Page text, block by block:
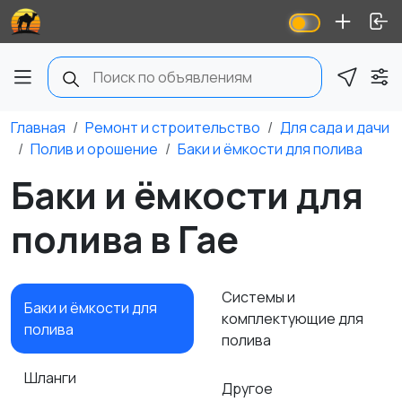
Главная Ремонт и строительство
Для сада и дачи
Полив и орошение
Баки и ёмкости для полива
Баки и ёмкости для
полива в Гае
Баки и ёмкости для
полива
Шланги
Системы и
комплектующие для
полива
Другое